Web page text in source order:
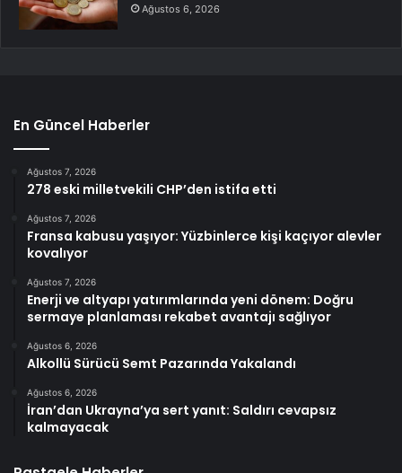
Ağustos 6, 2026
En Güncel Haberler
Ağustos 7, 2026
278 eski milletvekili CHP’den istifa etti
Ağustos 7, 2026
Fransa kabusu yaşıyor: Yüzbinlerce kişi kaçıyor alevler
kovalıyor
Ağustos 7, 2026
Enerji ve altyapı yatırımlarında yeni dönem: Doğru
sermaye planlaması rekabet avantajı sağlıyor
Ağustos 6, 2026
Alkollü Sürücü Semt Pazarında Yakalandı
Ağustos 6, 2026
İran’dan Ukrayna’ya sert yanıt: Saldırı cevapsız
kalmayacak